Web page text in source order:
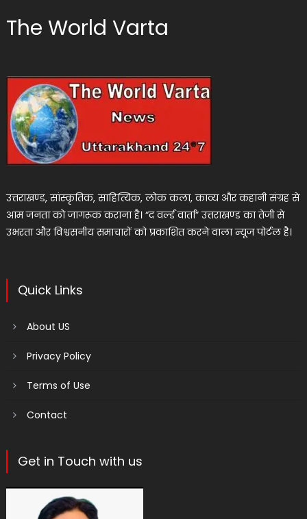
The World Varta
उत्तराखण्ड, सांस्कृतिक, साहित्यिक, लोक कला, काव्य और कहानी संग्रह से
आम जनता को जागरूक कराना है। “द वर्ल्ड वार्ता” उत्तराखण्ड का तेजी से
उभरता और विश्वसनीय समाचारों को प्रकाशित करने वाला न्यूज पोर्टल है।
Quick Links
About US
Privacy Policy
Terms of Use
Contact
Get in Touch with us